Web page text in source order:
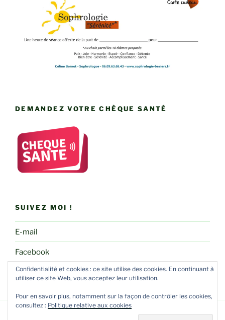
DEMANDEZ VOTRE CHÈQUE SANTÉ
SUIVEZ MOI !
E-mail
Facebook
Confidentialité et cookies : ce site utilise des cookies. En continuant à
utiliser ce site Web, vous acceptez leur utilisation.
Pour en savoir plus, notamment sur la façon de contrôler les cookies,
consultez : Politique relative aux cookies